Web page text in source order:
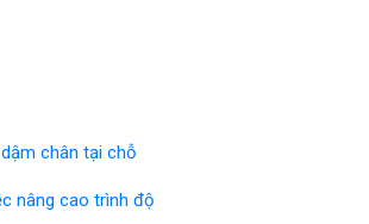
chân tại chỗ
nâng cao trình độ